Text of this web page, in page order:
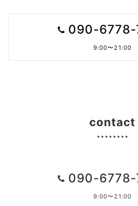
090-
9:00〜21:00
contact
090-
9:00〜21:00